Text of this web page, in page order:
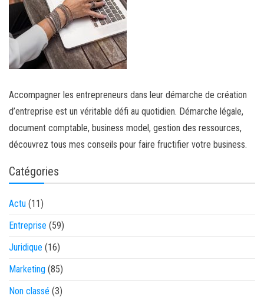
Accompagner les entrepreneurs dans leur démarche de création
d’entreprise est un véritable défi au quotidien. Démarche légale,
document comptable, business model, gestion des ressources,
découvrez tous mes conseils pour faire fructifier votre business.
Catégories
Actu (11)
Entreprise (59)
Juridique (16)
Marketing (85)
Non classé (3)